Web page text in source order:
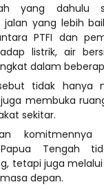
yang dahulu
yang lebih
PTFI dan
listrik, air
dalam
tidak hanya
membuka
sekitar.
komitmennya
Tengah
tetapi juga
depan.